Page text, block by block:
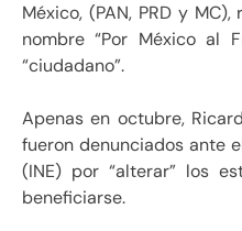
México, (PAN, PRD y
nombre “Por México al
“ciudadano”.
Apenas en octubre,
fueron denunciados ante
(INE) por “alterar” los
beneficiarse.